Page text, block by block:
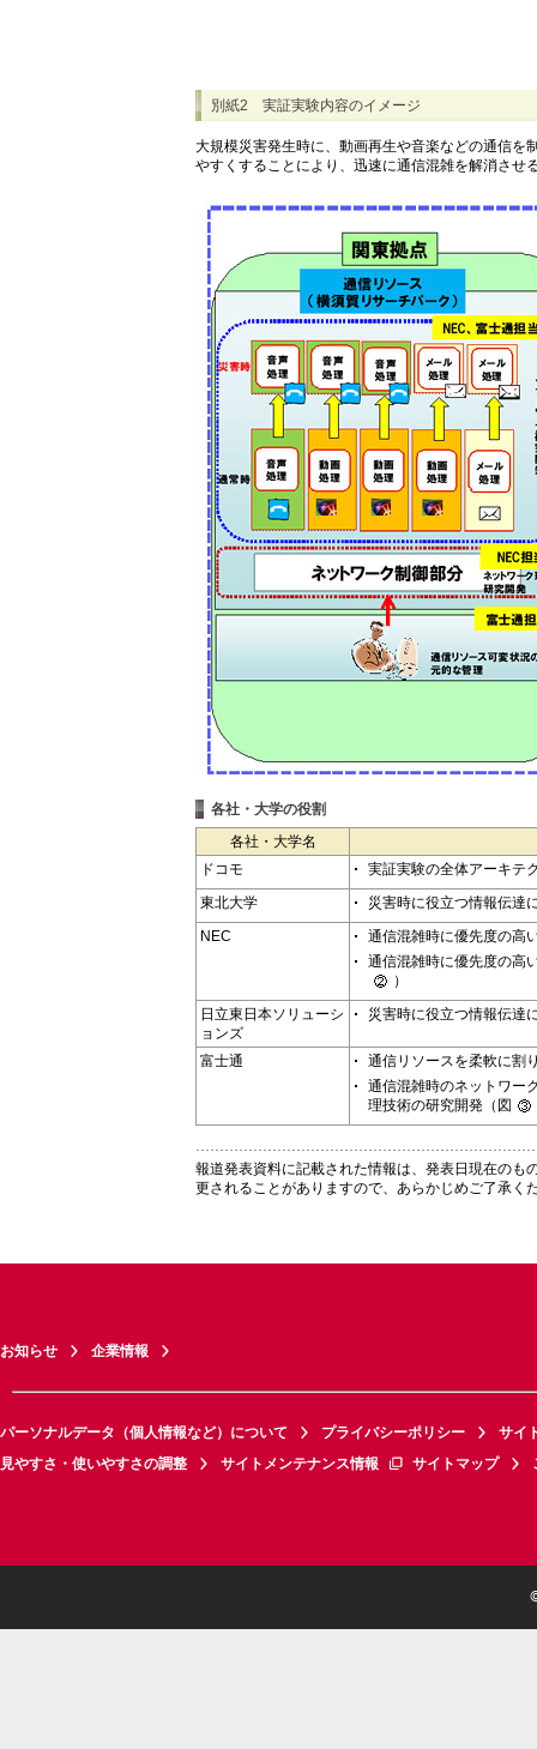
別紙2 実証実験内容のイメージ
大規模災害発生時に、動画再生や音楽などの通信を
やすくすることにより、迅速に通信混雑を解消させ
各社・大学の役割
各社・大学名
ドコモ
実証実験の全体アーキテ
東北大学 災害時に役立つ情報伝達
NEC
通信混雑時に優先度の高
通信混雑時に優先度の高
）
日立東日本ソリューシ
ョンズ
災害時に役立つ情報伝達
富士通
通信リソースを柔軟に割
通信混雑時のネットワー
理技術の研究開発（図
報道発表資料に記載された情報は、発表日現在のも
更されることがありますので、あらかじめご了承く
お知らせ 企業情報
パーソナルデータ（個人情報など）について プライバシーポリシー
サイ
見やすさ・使いやすさの調整
サイトメンテナンス情報 サイトマップ